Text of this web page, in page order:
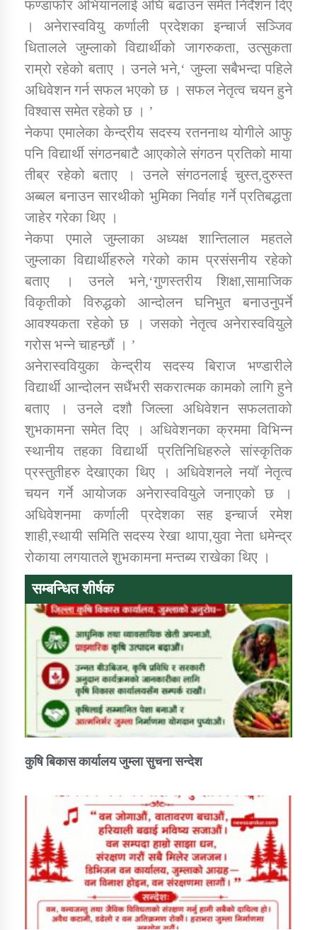
कार्यक्रम कार्यान्वयन एकाई जुम्लाको सुचना
कर्णाली प्राविधि शिक्षालय जुम्लाको सुचना
तातोपानी गाउँपालिकाको न्यायिक समिति सम्बन्धी सन्देश
तातोपानी गाउँपालिका जुम्लाको महिला तथा लैङ्गिक हिंसा
सम्बन्धी सूचना सन्देश
तातोपानी गाउँपालिका जुम्लाको महिनावारी सम्बन्धिकाे
सन्देश
तातोपानी गाउँपालिका जुम्लाको बालविवाह सन्देश
तातोपानी गाउँपालिका जुम्लाको सूचना
तातोपानी गाउँपालिका जुम्लाको सूचना
फण्डाफोर अभियानलाई अघि बढाउन समेत निर्देशन दिए
। अनेरास्ववियु कर्णाली प्रदेशका इन्चार्ज सञ्जिव
धितालले जुम्लाको विद्यार्थीको जागरुकता, उत्सुकता
राम्रो रहेको बताए । उनले भने,‘ जुम्ला सबैभन्दा पहिले
अधिवेशन गर्न सफल भएको छ । सफल नेतृत्व चयन हुने
विश्वास समेत रहेको छ । ’
नेकपा एमालेका केन्द्रीय सदस्य रतननाथ योगीले आफु
पनि विद्यार्थी संगठनबाटै आएकोले संगठन प्रतिको माया
तीब्र रहेको बताए । उनले संगठनलाई चुस्त,दुरुस्त
अब्बल बनाउन सारथीको भुमिका निर्वाह गर्ने प्रतिबद्धता
जाहेर गरेका थिए ।
नेकपा एमाले जुम्लाका अध्यक्ष शान्तिलाल महतले
जुम्लाका विद्यार्थीहरुले गरेको काम प्रसंसनीय रहेको
बताए । उनले भने,‘गुणस्तरीय शिक्षा,सामाजिक
विकृतीको विरुद्धको आन्दोलन घनिभुत बनाउनुपर्ने
आवश्यकता रहेको छ । जसको नेतृत्व अनेरास्ववियुले
गरोस भन्ने चाहन्छौं । ’
अनेरास्ववियुका केन्द्रीय सदस्य बिराज भण्डारीले
विद्यार्थी आन्दोलन सधैंभरी सकरात्मक कामको लागि हुने
बताए । उनले दशौ जिल्ला अधिवेशन सफलताको
शुभकामना समेत दिए । अधिवेशनका क्रममा विभिन्न
स्थानीय तहका विद्यार्थी प्रतिनिधिहरुले सांस्कृतिक
प्रस्तुतीहरु देखाएका थिए । अधिवेशनले नयॉ नेतृत्व
चयन गर्ने आयोजक अनेरास्ववियुले जनाएको छ ।
अधिवेशनमा कर्णाली प्रदेशका सह इन्चार्ज रमेश
शाही,स्थायी समिति सदस्य रेखा थापा,युवा नेता धमेन्द्र
रोकाया लगयातले शुभकामना मन्तब्य राखेका थिए ।
सम्बन्धित शीर्षक
कुषि बिकास कार्यालय जुम्ला सुचना सन्देश